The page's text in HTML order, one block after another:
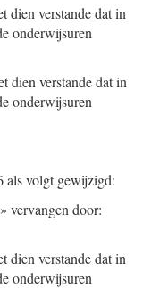
dien verstande dat in
onderwijsuren
dien verstande dat in
onderwijsuren
als volgt gewijzigd:
vervangen door:
dien verstande dat in
onderwijsuren